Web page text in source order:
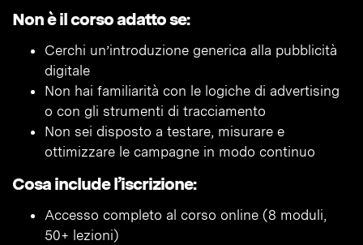
Non è il corso adatto se:
Cerchi un’introduzione generica alla pubblicità
digitale
Non hai familiarità con le logiche di advertising
o con gli strumenti di tracciamento
Non sei disposto a testare, misurare e
ottimizzare le campagne in modo continuo
Cosa include l’iscrizione:
Accesso completo al corso online (8 moduli,
50+ lezioni)